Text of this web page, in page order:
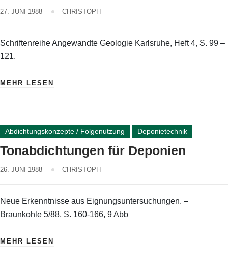
27. JUNI 1988 CHRISTOPH
Schriftenreihe Angewandte Geologie Karlsruhe, Heft 4, S. 99 –
121.
MEHR LESEN
Abdichtungskonzepte / Folgenutzung Deponietechnik
Tonabdichtungen für Deponien
26. JUNI 1988 CHRISTOPH
Neue Erkenntnisse aus Eignungsuntersuchungen. –
Braunkohle 5/88, S. 160-166, 9 Abb
MEHR LESEN